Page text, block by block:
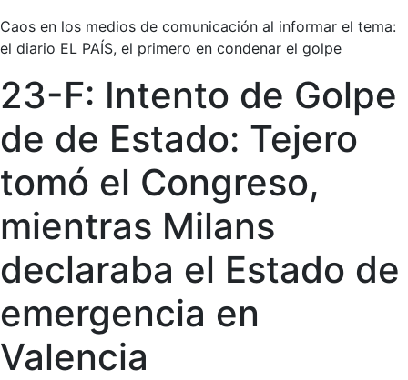
Caos en los medios de comunicación al informar el tema:
el diario EL PAÍS, el primero en condenar el golpe
23-F: Intento de Golpe
de de Estado: Tejero
tomó el Congreso,
mientras Milans
declaraba el Estado de
emergencia en
Valencia